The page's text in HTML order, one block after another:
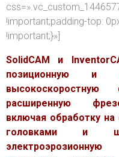
!important;padding-top:
!important;}»]
SolidCAM и
позиционную и
расширенную
включая обработку
головками и